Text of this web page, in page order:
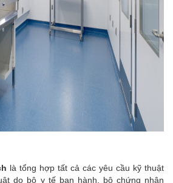
là tổng hợp tất cả các yêu cầu kỹ thuật
do bộ y tế ban hành, bộ chứng nhận